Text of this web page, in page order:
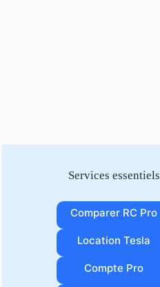
Services essentiels
Comparer RC Pro
Location Tesla
Compte Pro